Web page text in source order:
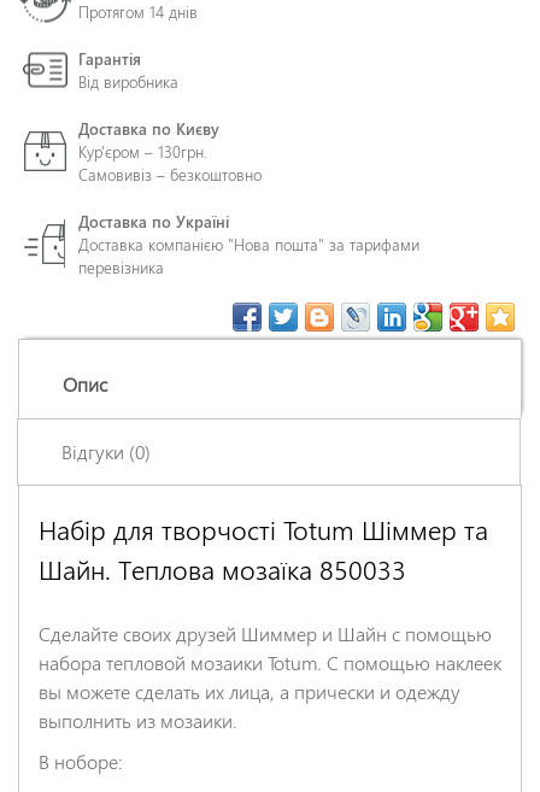
Протягом 14 днів
Гарантія
Від виробника
Доставка по Києву
Кур'єром – 130грн.
Самовивіз – безкоштовно
Доставка по Україні
Доставка компанією "Нова пошта" за тарифами
перевізника
Опис
Відгуки (0)
Набір для творчості Totum Шіммер та
Шайн. Теплова мозаїка 850033
Сделайте своих друзей Шиммер и Шайн с помощью
набора тепловой мозаики Totum. С помощью наклеек
вы можете сделать их лица, а прически и одежду
выполнить из мозаики.
В ноборе:
Залишіть відгук про цей товар першими
*
Ім'я
*
Заголовок відгуку